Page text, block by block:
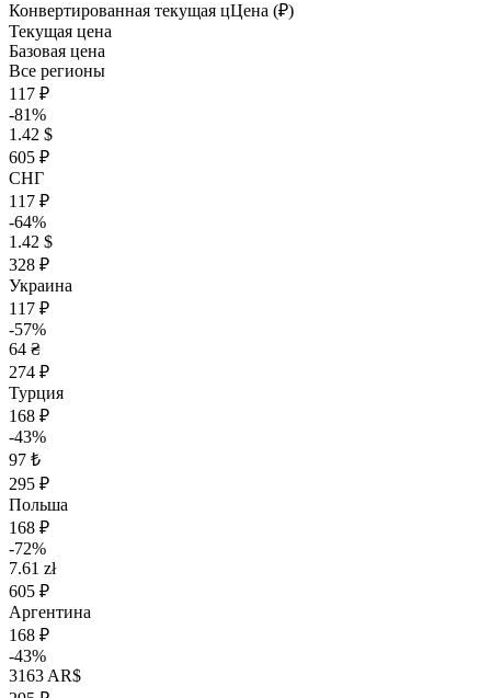
Конвертированная текущая цЦена (₽)
Текущая цена
Базовая цена
Все регионы
117 ₽
-81%
1.42 $
605 ₽
СНГ
117 ₽
-64%
1.42 $
328 ₽
Украина
117 ₽
-57%
64 ₴
274 ₽
Турция
168 ₽
-43%
97 ₺
295 ₽
Польша
168 ₽
-72%
7.61 zł
605 ₽
Аргентина
168 ₽
-43%
3163 AR$